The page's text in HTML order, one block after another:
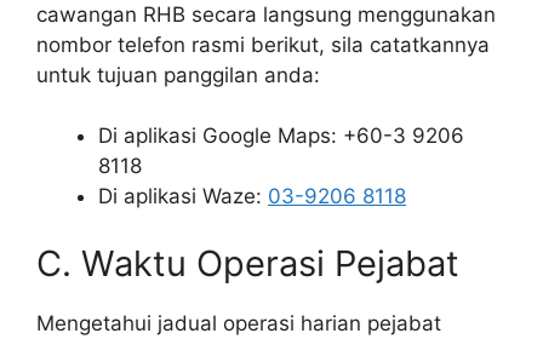
cawangan RHB secara langsung menggunakan
nombor telefon rasmi berikut, sila catatkannya
untuk tujuan panggilan anda:
Di aplikasi Google Maps: +60-3 9206
8118
Di aplikasi Waze: 03-9206 8118
C. Waktu Operasi Pejabat
Mengetahui jadual operasi harian pejabat